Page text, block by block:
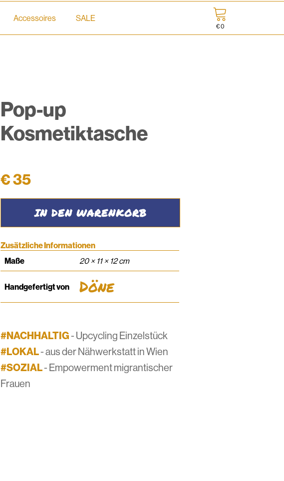
Accessoires SALE
€0
Pop-up
Kosmetiktasche
€35
Kosmetiktasche
Menge
IN DEN WARENKORB
Zusätzliche Informationen
Maße
20 × 11 × 12 cm
Handgefertigt von Döne
#NACHHALTIG- Upcycling Einzelstück
#LOKAL- aus der Nähwerkstatt in Wien
#SOZIAL- Empowerment migrantischer
Frauen